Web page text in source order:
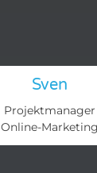
Sven
Projektmanager
Online-Marketing​